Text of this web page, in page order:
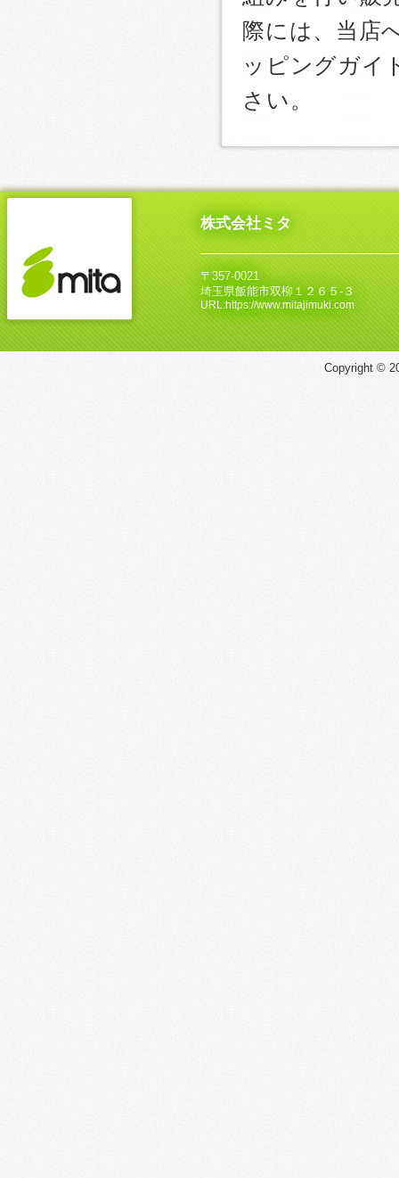
際には、当店
ッピングガイ
さい。
株式会社ミタ
〒357-0021
埼玉県飯能市双柳１２６５‐３
URL:https://www.mitajimuki.com
Copyright ©